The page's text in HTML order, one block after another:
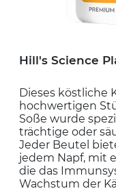
Hill's Science
Dieses köstliche
hochwertigen
Soße wurde
trächtige oder
Jeder Beutel
jedem Napf, mit
die das
Wachstum der